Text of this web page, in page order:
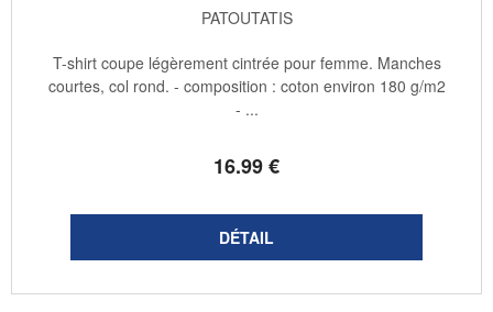
PATOUTATIS
16.99€
T-shirt coupe légèrement cintrée pour femme. Manches
courtes, col rond. - composition : coton environ 180 g/m2
- ...